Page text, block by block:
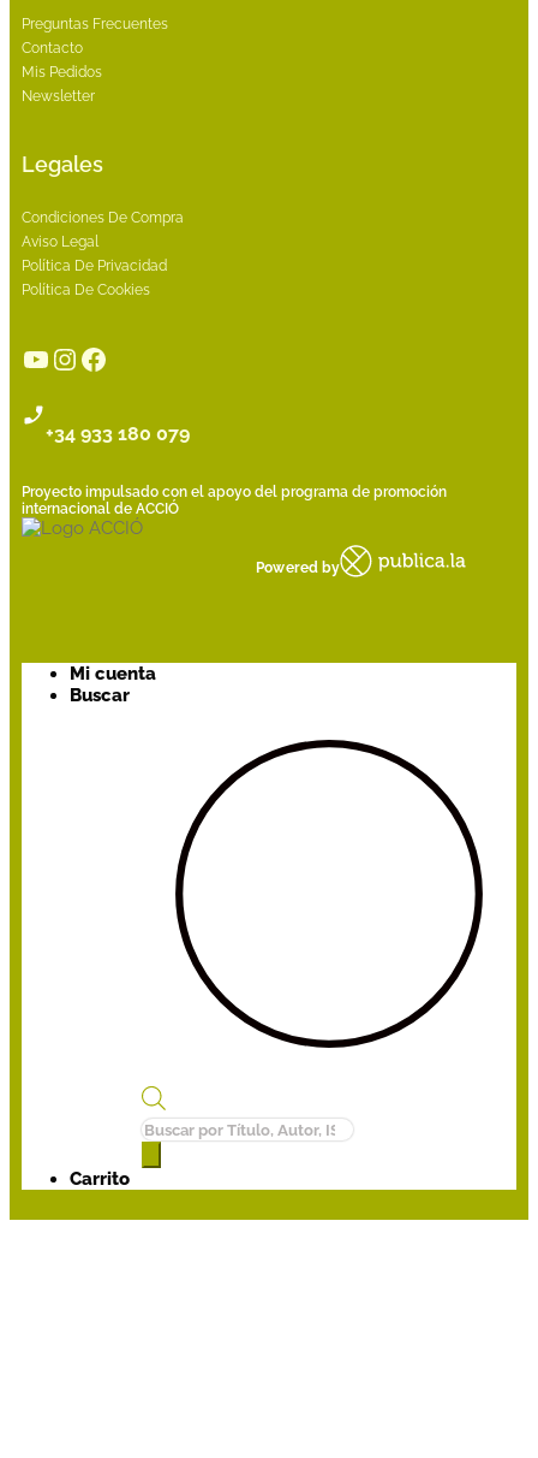
Preguntas Frecuentes
Contacto
Mis Pedidos
Newsletter
Legales
Condiciones De Compra
Aviso Legal
Política De Privacidad
Política De Cookies
YouTube
Instagram
Facebook
+34 933 180 079
Proyecto impulsado con el apoyo del programa de promoción
internacional de ACCIÓ
Powered by
Mi cuenta
Buscar
Búsqueda
de
productos
Carrito